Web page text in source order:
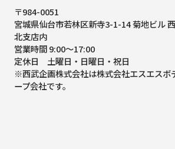
〒984-0051
宮城県仙台市若林区新寺3-1-14 菊地ビル
北支店内
営業時間 9:00～17:00
定休日 土曜日・日曜日・祝日
※西武企画株式会社は株式会社エスエスボ
ープ会社です。